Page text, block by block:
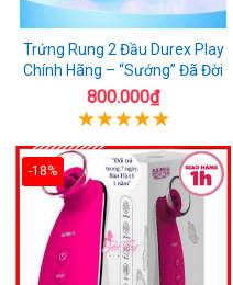
Trứng Rung 2 Đầu Durex Play
Chính Hãng – “Sướng” Đã Đời
800.000₫
-18%